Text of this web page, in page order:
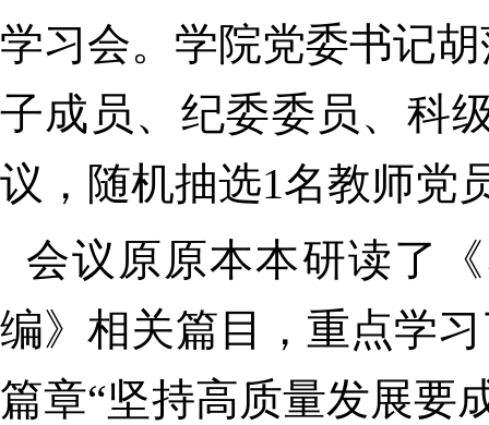
学习会。学院党委书记
子成员、纪委委员、科
议，随机抽选1名教师党
会议原原本本研读了
编》相关篇目，重点学
篇章“坚持高质量发展要